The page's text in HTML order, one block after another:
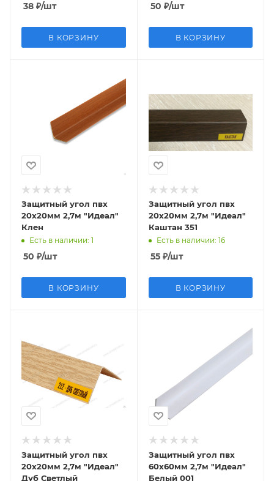
38 ₽/шт
В КОРЗИНУ
50 ₽/шт
В КОРЗИНУ
Защитный угол пвх
20х20мм 2,7м "Идеал"
Клен
Есть в наличии: 1
50 ₽/шт
В КОРЗИНУ
Защитный угол пвх
20х20мм 2,7м "Идеал"
Каштан 351
Есть в наличии: 16
55₽/шт
В КОРЗИНУ
Защитный угол пвх
20х20мм 2,7м "Идеал"
Дуб Светлый
Защитный угол пвх
60х60мм 2,7м "Идеал"
Белый 001